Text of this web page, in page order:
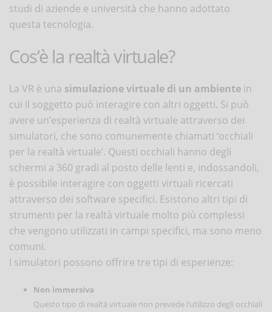
studi di aziende e università che hanno adottato
questa tecnologia.
Cos’è la realtà virtuale?
La VR è una simulazione virtuale di un ambiente in
cui il soggetto può interagire con altri oggetti. Si può
avere un’esperienza di realtà virtuale attraverso dei
simulatori, che sono comunemente chiamati ‘occhiali
per la realtà virtuale’. Questi occhiali hanno degli
schermi a 360 gradi al posto delle lenti e, indossandoli,
è possibile interagire con oggetti virtuali ricercati
attraverso dei software specifici. Esistono altri tipi di
strumenti per la realtà virtuale molto più complessi
che vengono utilizzati in campi specifici, ma sono meno
comuni.
I simulatori possono offrire tre tipi di esperienze:
Non immersiva
Questo tipo di realtà virtuale non prevede l’utilizzo degli occhiali